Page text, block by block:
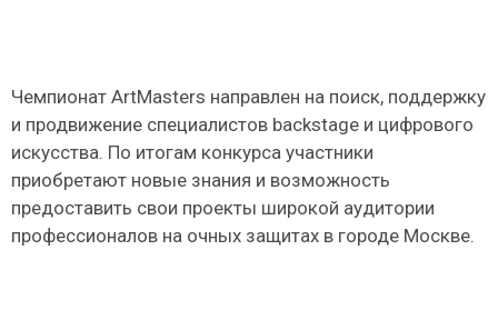
Чемпионат ArtMasters направлен на поиск, поддержку
и продвижение специалистов backstage и цифрового
искусства. По итогам конкурса участники
приобретают новые знания и возможность
предоставить свои проекты широкой аудитории
профессионалов на очных защитах в городе Москве.